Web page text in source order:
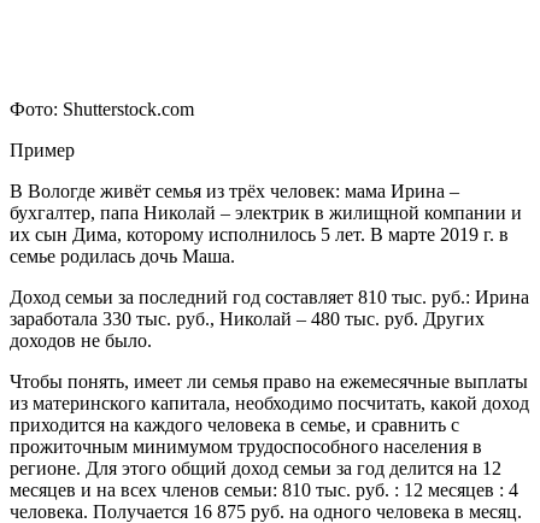
Фото: Shutterstock.com
Пример
В Вологде живёт семья из трёх человек: мама Ирина –
бухгалтер, папа Николай – электрик в жилищной компании и
их сын Дима, которому исполнилось 5 лет. В марте 2019 г. в
семье родилась дочь Маша.
Доход семьи за последний год составляет 810 тыс. руб.: Ирина
заработала 330 тыс. руб., Николай – 480 тыс. руб. Других
доходов не было.
Чтобы понять, имеет ли семья право на ежемесячные выплаты
из материнского капитала, необходимо посчитать, какой доход
приходится на каждого человека в семье, и сравнить с
прожиточным минимумом трудоспособного населения в
регионе. Для этого общий доход семьи за год делится на 12
месяцев и на всех членов семьи: 810 тыс. руб. : 12 месяцев : 4
человека. Получается 16 875 руб. на одного человека в месяц.